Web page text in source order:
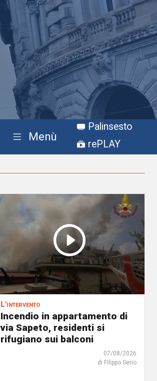
Menù
Palinsesto
rePLAY
L'intervento
Incendio in appartamento di
via Sapeto, residenti si
rifugiano sui balconi
07/08/2026
di Filippo Serio